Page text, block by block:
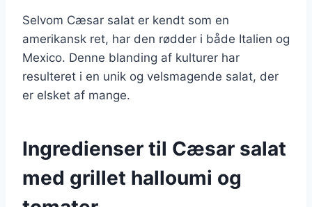
Selvom Cæsar salat er kendt som en
amerikansk ret, har den rødder i både Italien og
Mexico. Denne blanding af kulturer har
resulteret i en unik og velsmagende salat, der
er elsket af mange.
Ingredienser til Cæsar salat
med grillet halloumi og